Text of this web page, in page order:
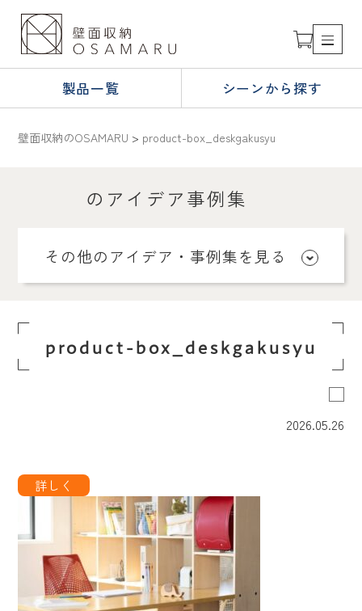
製品一覧 シーンから探す
壁面収納のOSAMARU > product-box_deskgakusyu
のアイデア事例集
その他のアイデア・事例集を見る
product-box_deskgakusyu
2026.05.26